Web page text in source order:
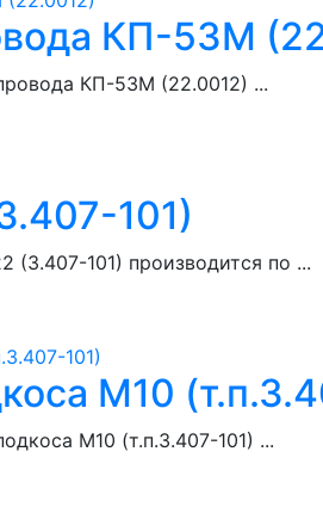
КП-53М
КП-53М (22.0012) ...
101)
101) производится по ...
М10
М10 (т.п.3.407-101) ...